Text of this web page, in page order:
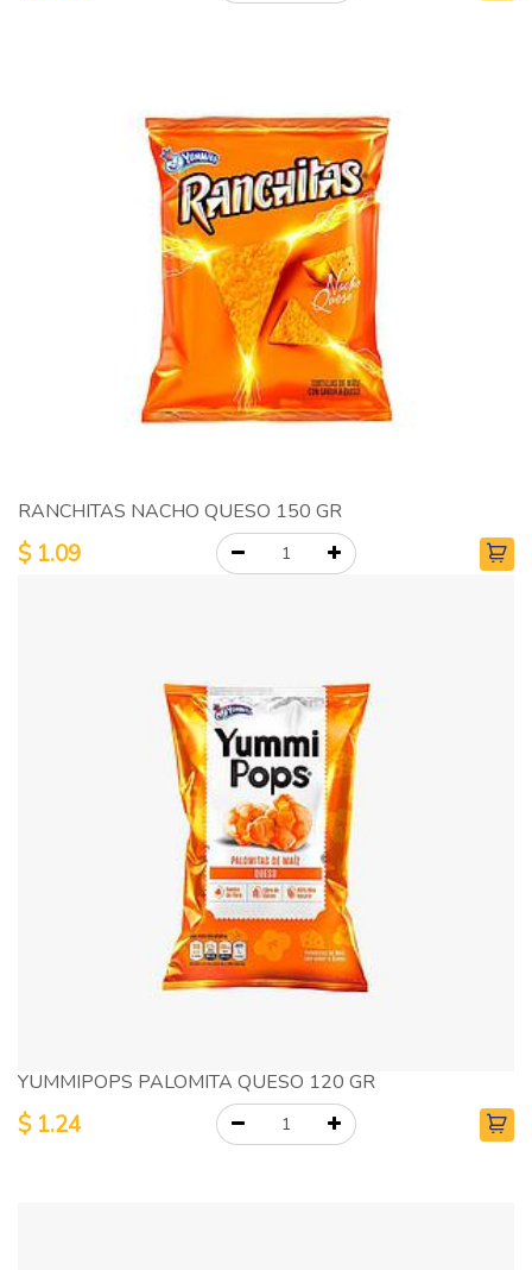
RANCHITAS NACHO QUESO 150 GR
$ 1.09
YUMMIPOPS PALOMITA QUESO 120 GR
$ 1.24